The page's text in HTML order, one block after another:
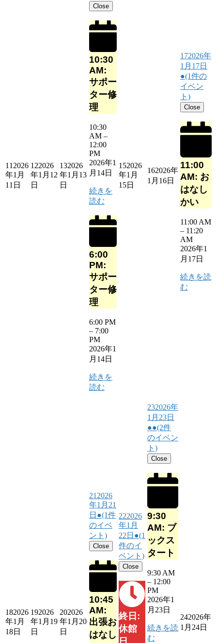
11 2026
年1月
11日
122026
年1月12
日
132026
年1月13
日
Close
10:30
AM:
サポー
ター修
理
10:30
AM –
12:00
PM
2026年1
月14日
続きを
読む
6:00
PM:
サポー
ター修
理
6:00 PM
– 7:00
PM
2026年1
月14日
続きを
読む
152026
年1月
15日
162026年
1月16日
172026年
1月17日
●(1件の
イベン
ト)
Close
11:00
AM: お
はなし
かい
11:00 AM
– 11:20
AM
2026年1
月17日
続きを読
む
182026
年1月
18日
192026
年1月19
日
202026
年1月20
日
21 2026
年1月21
日 ●(1件
のイベ
ント)
Close
10:45
AM:
出張お
はなし
222026
年1月
22日 ●(1
件のイ
ベント)
Close
終日:
休館
232026年
1月23日
●●(2件
のイベン
ト)
Close
9:30
AM: ブ
ックス
タート
9:30 AM
– 12:00
PM
2026年1
月23日
続きを読
む
242026年
1月24日